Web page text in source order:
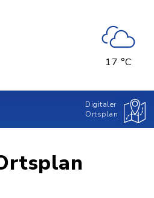
17 °C
Digitaler
Ortsplan